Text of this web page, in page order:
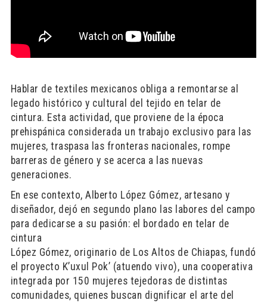
Hablar de textiles mexicanos obliga a remontarse al
legado histórico y cultural del tejido en telar de
cintura. Esta actividad, que proviene de la época
prehispánica considerada un trabajo exclusivo para las
mujeres, traspasa las fronteras nacionales, rompe
barreras de género y se acerca a las nuevas
generaciones.
En ese contexto, Alberto López Gómez, artesano y
diseñador, dejó en segundo plano las labores del campo
para dedicarse a su pasión: el bordado en telar de
cintura
López Gómez, originario de Los Altos de Chiapas, fundó
el proyecto K’uxul Pok’ (atuendo vivo), una cooperativa
integrada por 150 mujeres tejedoras de distintas
comunidades, quienes buscan dignificar el arte del